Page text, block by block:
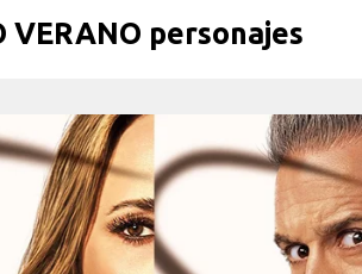
VERANO personajes